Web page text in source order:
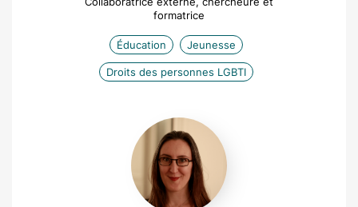
formatrice
Éducation Jeunesse
Droits des personnes LGBTI
Alexandra
Merle